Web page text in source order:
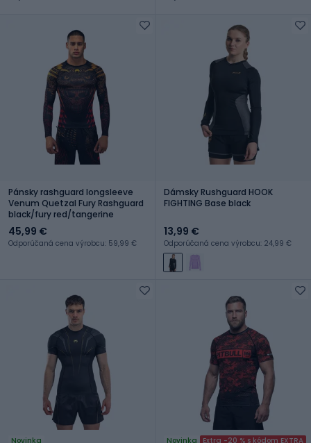
Pánsky rashguard longsleeve
Venum Quetzal Fury Rashguard
black/fury red/tangerine
45,99 €
Odporúčaná cena výrobcu: 59,99 €
Dámsky Rushguard HOOK
FIGHTING Base black
13,99 €
Odporúčaná cena výrobcu: 24,99 €
Novinka Novinka Extra -20 % s kódom EXTRA